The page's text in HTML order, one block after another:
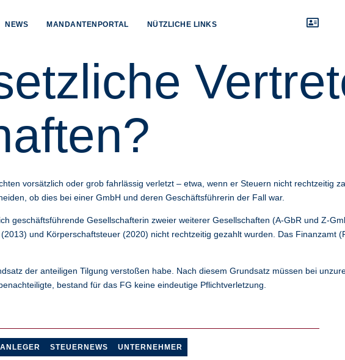
NEWS MANDANTENPORTAL NÜTZLICHE LINKS
vorsätzlich oder grob fahrlässig verletzt – etwa, wenn er Steuern nicht rechtzeitig
ob dies bei einer GmbH und deren Geschäftsführerin der Fall war.
geschäftsführende Gesellschafterin zweier weiterer Gesellschaften (A-GbR und Z-
und Körperschaftsteuer (2020) nicht rechtzeitig gezahlt wurden. Das Finanzamt
der anteiligen Tilgung verstoßen habe. Nach diesem Grundsatz müssen bei
bestand für das FG keine eindeutige Pflichtverletzung.
STEUERNEWS UNTERNEHMER